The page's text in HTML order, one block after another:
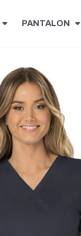
PANTALON